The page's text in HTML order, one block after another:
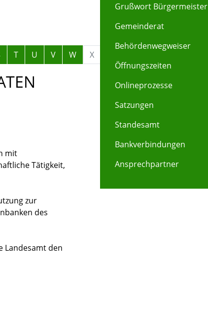
T U V W X
mit
Tätigkeit,
zur
des
Landesamt den
Grußwort Bürgermeister
Gemeinderat
Behördenwegweiser
Öffnungszeiten
Onlineprozesse
Satzungen
Standesamt
Bankverbindungen
Ansprechpartner